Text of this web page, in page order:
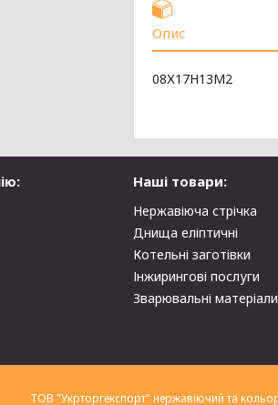
Опис
08Х17Н13М2
Наші товари:
Нержавіюча стрічка
Днища еліптичні
Котельні заготівки
Інжирингові послуги
Зварювальні матеріали